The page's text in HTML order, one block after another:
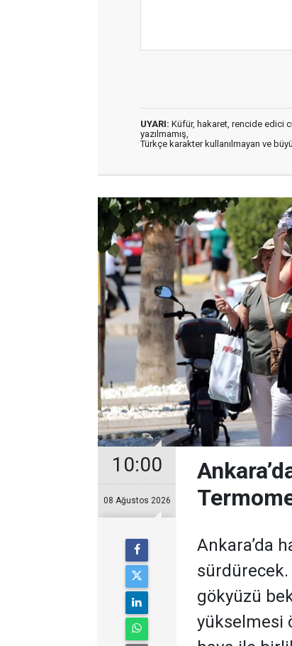
UYARI: Küfür, hakaret, rencide edici
yazılmamış,
Türkçe karakter kullanılmayan ve
10:00
08 Ağustos 2026
Ankara’da
gökyüzü
yükselmesi